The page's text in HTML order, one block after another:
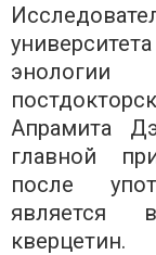
Апрамита
главной
после
является
кверцетин.